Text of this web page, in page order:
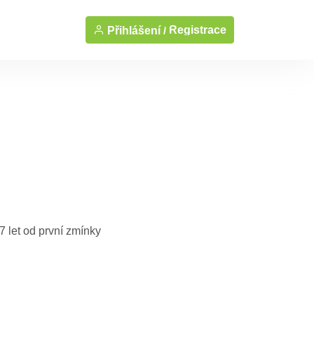
Přihlášení / Registrace